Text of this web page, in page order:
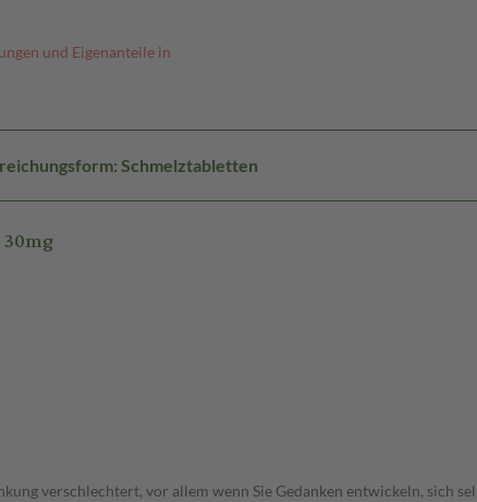
und Eigenanteile in
Schmelztabletten
verschlechtert, vor allem wenn Sie Gedanken entwickeln, sich